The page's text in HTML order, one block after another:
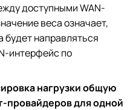
доступными WAN-
веса означает,
будет направляться
интерфейс по
нагрузки общую
провайдеров для одной